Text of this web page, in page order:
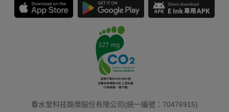
春水堂科技娛樂股份有限公司(統一編號：70476915)